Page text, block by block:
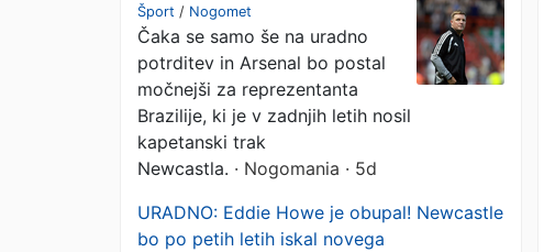
100 milijonov evrov
Šport / Nogomet
Čaka se samo še na uradno
potrditev in Arsenal bo postal
močnejši za reprezentanta
Brazilije, ki je v zadnjih letih nosil
kapetanski trak
Newcastla. · Nogomania · 5d
URADNO: Eddie Howe je obupal! Newcastle
bo po petih letih iskal novega